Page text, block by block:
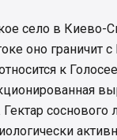
село в Киево-
оно граничит
к
Гектар